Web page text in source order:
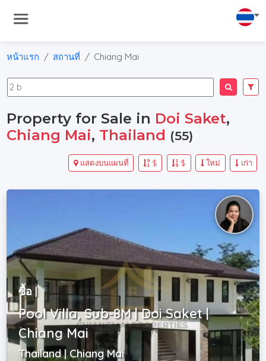
หน้าแรก สถานที่ Chiang Mai
Property for Sale in Doi Saket,
Chiang Mai, Thailand (55)
เก่า
ใหม่
$
$
แสดงบนแผนที่
ซื้อ |
Pool Villa, Sub-8M | Doi Saket |
Chiang Mai
Thailand | Chiang Mai